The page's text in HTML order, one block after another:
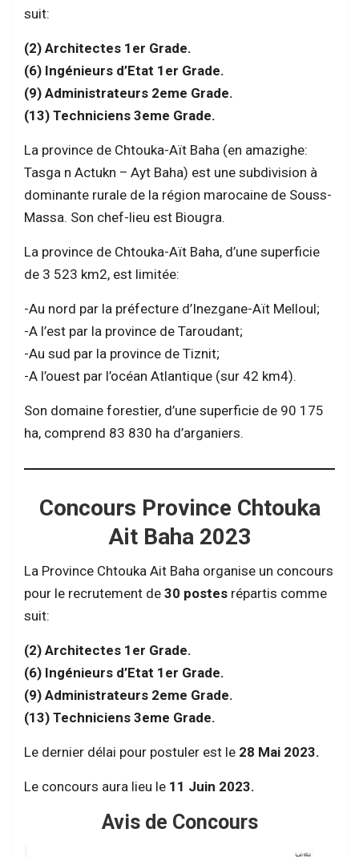
suit:
(2) Architectes 1er Grade.
(6) Ingénieurs d’Etat 1er Grade.
(9) Administrateurs 2eme Grade.
(13) Techniciens 3eme Grade.
La province de Chtouka-Aït Baha (en amazighe:
Tasga n Actukn – Ayt Baha) est une subdivision à
dominante rurale de la région marocaine de Souss-
Massa. Son chef-lieu est Biougra.
La province de Chtouka-Aït Baha, d’une superficie
de 3 523 km2, est limitée:
-Au nord par la préfecture d’Inezgane-Aït Melloul;
-A l’est par la province de Taroudant;
-Au sud par la province de Tiznit;
-A l’ouest par l’océan Atlantique (sur 42 km4).
Son domaine forestier, d’une superficie de 90 175
ha, comprend 83 830 ha d’arganiers.
Concours Province Chtouka
Ait Baha 2023
La Province Chtouka Ait Baha organise un concours
pour le recrutement de 30 postes répartis comme
suit:
(2) Architectes 1er Grade.
(6) Ingénieurs d’Etat 1er Grade.
(9) Administrateurs 2eme Grade.
(13) Techniciens 3eme Grade.
Le dernier délai pour postuler est le 28 Mai 2023.
Le concours aura lieu le 11 Juin 2023.
Avis de Concours